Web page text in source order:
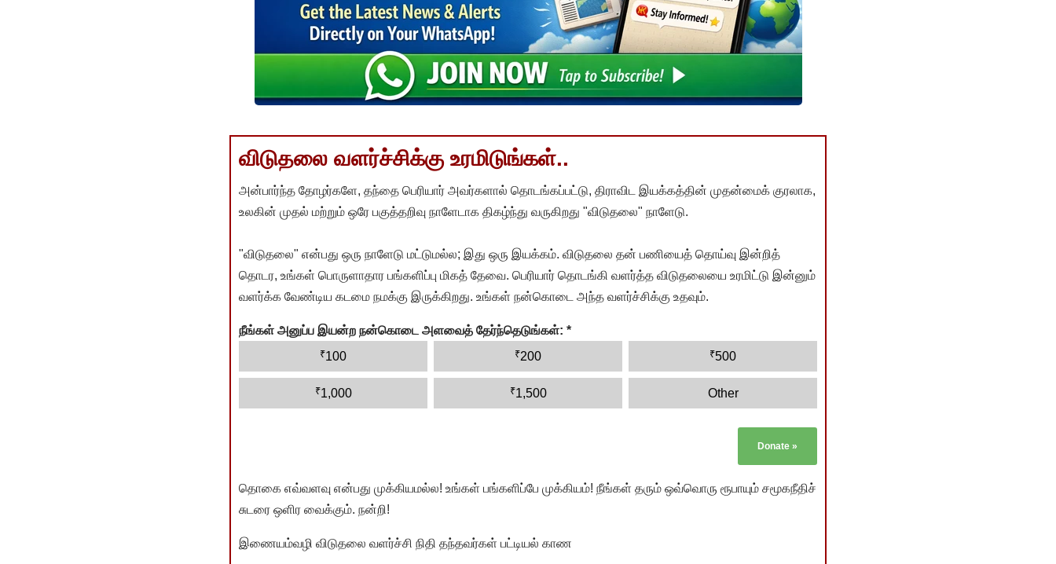
விடுதலை வளர்ச்சிக்கு உரமிடுங்கள்..
அன்பார்ந்த தோழர்களே, தந்தை பெரியார் அவர்களால் தொடங்கப்பட்டு, திராவிட இயக்கத்தின் முதன்மைக் குரலாக,
உலகின் முதல் மற்றும் ஒரே பகுத்தறிவு நாளேடாக திகழ்ந்து வருகிறது "விடுதலை" நாளேடு.
"விடுதலை" என்பது ஒரு நாளேடு மட்டுமல்ல; இது ஒரு இயக்கம். விடுதலை தன் பணியைத் தொய்வு இன்றித்
தொடர, உங்கள் பொருளாதார பங்களிப்பு மிகத் தேவை. பெரியார் தொடங்கி வளர்த்த விடுதலையை உரமிட்டு இன்னும்
வளர்க்க வேண்டிய கடமை நமக்கு இருக்கிறது. உங்கள் நன்கொடை அந்த வளர்ச்சிக்கு உதவும்.
நீங்கள் அனுப்ப இயன்ற நன்கொடை அளவைத் தேர்ந்தெடுங்கள்: *
₹100 ₹200 ₹500
₹1,000 ₹1,500 Other
Donate »
தொகை எவ்வளவு என்பது முக்கியமல்ல! உங்கள் பங்களிப்பே முக்கியம்! நீங்கள் தரும் ஒவ்வொரு ரூபாயும் சமூகநீதிச்
சுடரை ஒளிர வைக்கும். நன்றி!
இணையம்வழி விடுதலை வளர்ச்சி நிதி தந்தவர்கள் பட்டியல் காண